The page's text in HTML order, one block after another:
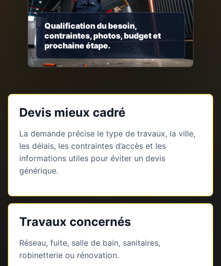
Qualification du besoin,
contraintes, photos, budget et
prochaine étape.
Devis mieux cadré
La demande précise le type de travaux, la ville,
les délais, les contraintes d’accès et les
informations utiles pour éviter un devis
générique.
Travaux concernés
Réseau, fuite, salle de bain, sanitaires,
robinetterie ou rénovation.